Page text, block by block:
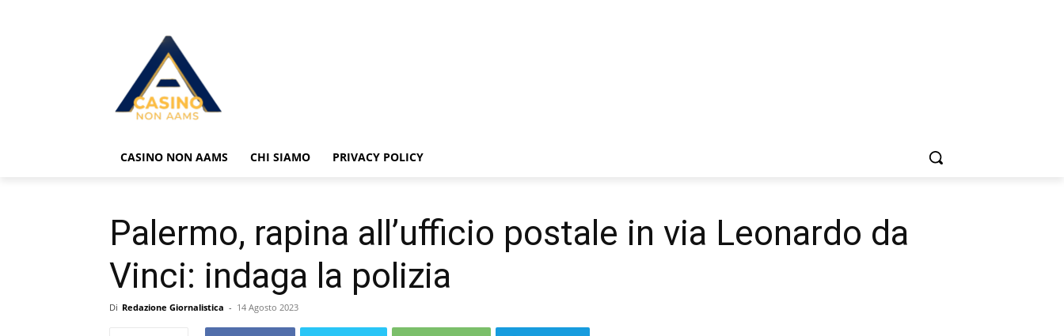
CASINO NON AAMS CHI SIAMO PRIVACY POLICY
Palermo, rapina all’ufficio postale in via Leonardo da
Vinci: indaga la polizia
Di Redazione Giornalistica - 14 Agosto 2023